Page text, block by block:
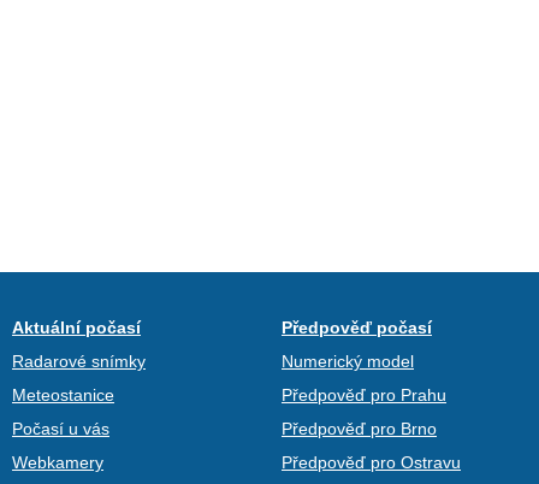
Aktuální počasí
Radarové snímky
Meteostanice
Počasí u vás
Webkamery
Předpověď počasí
Numerický model
Předpověď pro Prahu
Předpověď pro Brno
Předpověď pro Ostravu